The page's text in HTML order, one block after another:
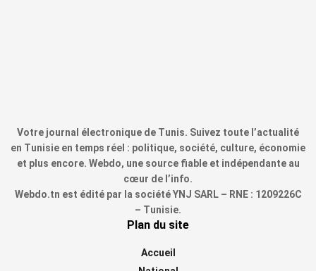
Votre journal électronique de Tunis. Suivez toute l’actualité
en Tunisie en temps réel : politique, société, culture, économie
et plus encore. Webdo, une source fiable et indépendante au
cœur de l’info.
Webdo.tn est édité par la société YNJ SARL – RNE : 1209226C
– Tunisie.
Plan du site
Accueil